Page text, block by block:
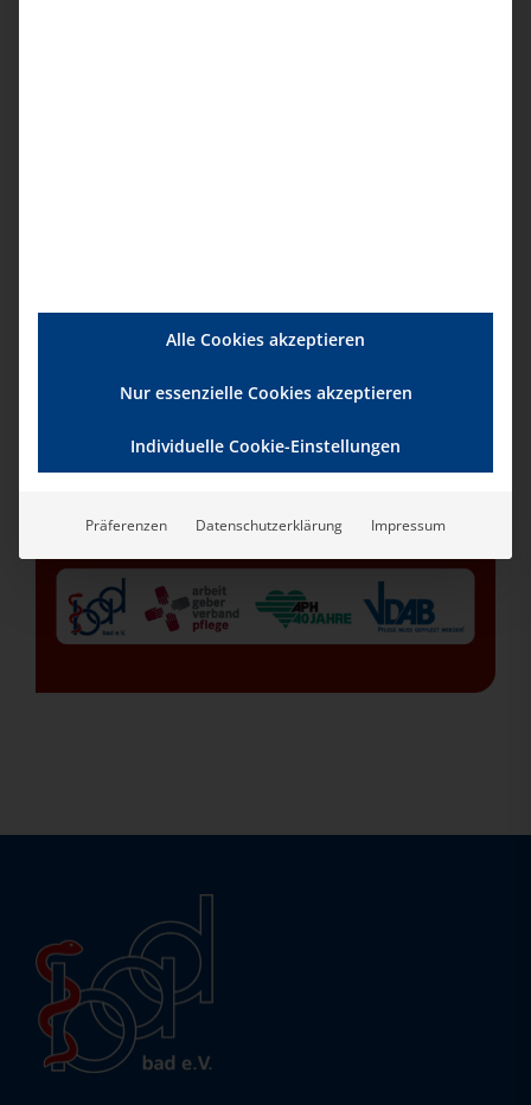
Alle Cookies akzeptieren
Nur essenzielle Cookies akzeptieren
Individuelle Cookie-Einstellungen
Präferenzen Datenschutzerklärung Impressum